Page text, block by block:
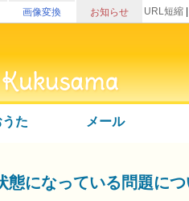
画像変換 お知らせ URL短縮
うた メール
になっている問題につ